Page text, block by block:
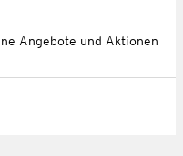
Angebote und Aktionen